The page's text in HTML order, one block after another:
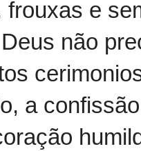
frouxas e
não
a